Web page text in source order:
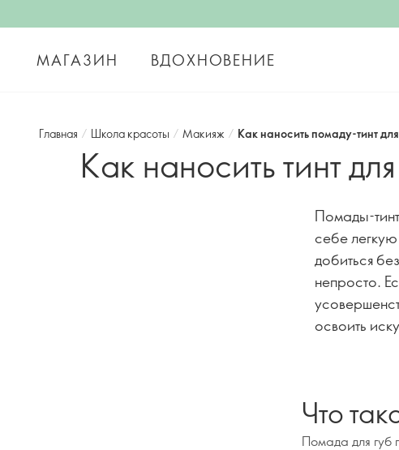
МАГАЗИН ВДОХНОВЕНИЕ
Главная / Школа красоты / Макияж / Как наносить помаду-тинт
Как наносить тинт
Помады-
себе
добиться
непросто.
освоить
Что
Помада для губ